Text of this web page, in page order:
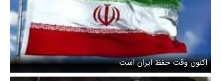
اکنون وقت حفظ ایران است